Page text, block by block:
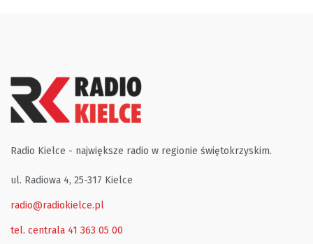
Radio Kielce - największe radio w regionie świętokrzyskim.
ul. Radiowa 4, 25-317 Kielce
radio@radiokielce.pl
tel. centrala 41 363 05 00